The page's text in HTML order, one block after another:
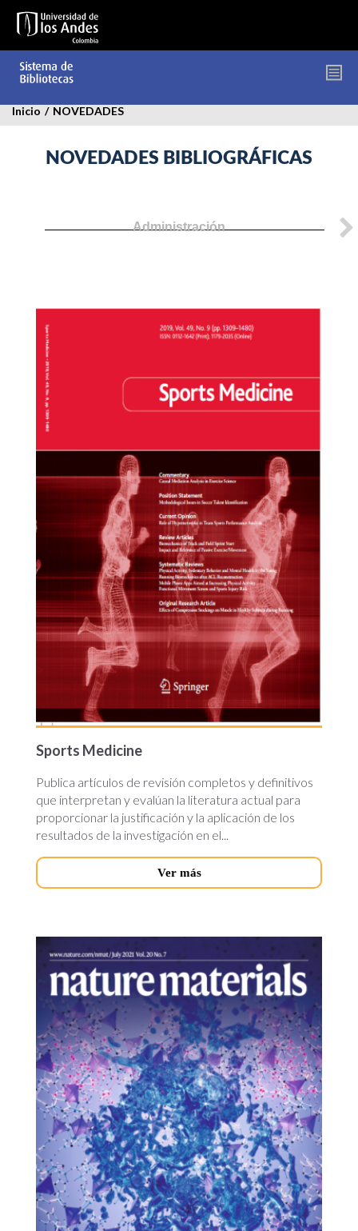
contenido
Inicio / NOVEDADES
NOVEDADES BIBLIOGRÁFICAS
Administración
sports-
medicine.jpg
Sports Medicine
Publica artículos de revisión completos y definitivos
que interpretan y evalúan la literatura actual para
proporcionar la justificación y la aplicación de los
resultados de la investigación en el...
Ver más
nature-
materials.jpg